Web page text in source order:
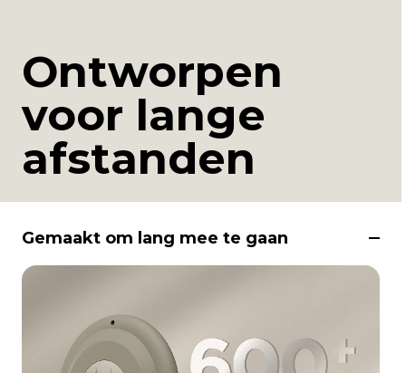
Ontworpen
voor lange
afstanden
Gemaakt om lang mee te gaan